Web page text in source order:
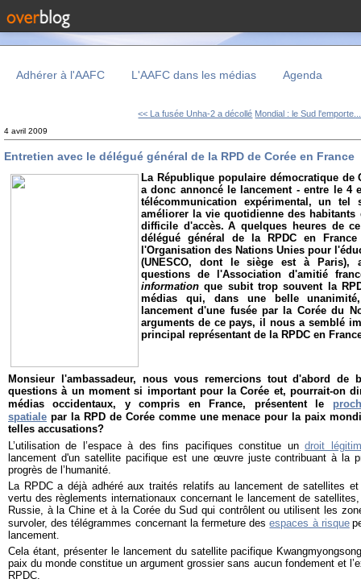
Adhérer à l'AAFC L'AAFC dans les médias Agenda
<< La fusée Unha-2 a décollé Mondial : le Sud
4 avril 2009
Entretien avec le délégué général de la RPD de Corée en France
La République populaire démocratique de
a donc annoncé le lancement - entre le 4
télécommunication expérimental, un tel
améliorer la vie quotidienne des habitants
difficile d'accès. A quelques heures de
délégué général de la RPDC en
l'Organisation des Nations Unies pour
(UNESCO, dont le siège est à Paris),
questions de l'Association d'amitié
information que subit trop souvent la
médias qui, dans une belle
lancement d'une fusée par la Corée du
arguments de ce pays, il nous a semblé
principal représentant de la RPDC en
Monsieur l'ambassadeur, nous vous remercions tout d'abord de
questions à un moment si important pour la Corée et, pourrait-on
médias occidentaux, y compris en France, présentent le
spatiale par la RPD de Corée comme une menace pour la paix
telles accusations?
L’utilisation de l’espace à des fins pacifiques constitue undroit
lancement d'un satellite pacifique est une œuvre juste contribuant à la
progrès de l’humanité.
La RPDC a déjà adhéré aux traités relatifs au lancement de satellites
vertu des règlements internationaux concernant le lancement de
Russie, à la Chine et à la Corée du Sud qui contrôlent ou utilisent les
survoler, des télégrammes concernant la fermeture desespaces à risque
lancement.
Cela étant, présenter le lancement du satellite pacifique
paix du monde constitue un argument grossier sans aucun fondement et
RPDC.